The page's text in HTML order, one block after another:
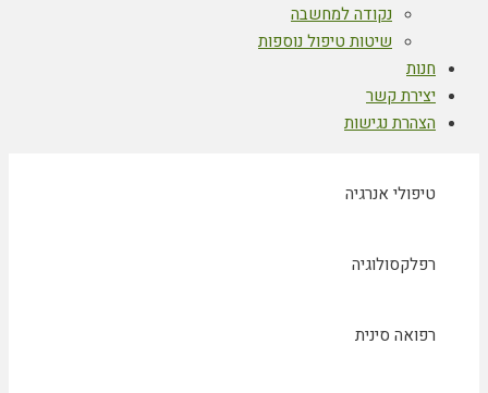
נקודה למחשבה
שיטות טיפול נוספות
חנות
יצירת קשר
הצהרת נגישות
טיפולי אנרגיה
רפלקסולוגיה
רפואה סינית